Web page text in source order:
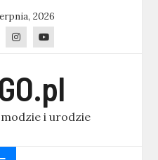
2026
i urodzie